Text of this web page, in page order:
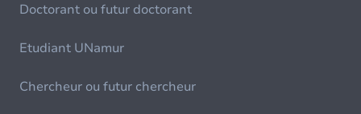
Doctorant ou futur doctorant
Etudiant UNamur
Chercheur ou futur chercheur